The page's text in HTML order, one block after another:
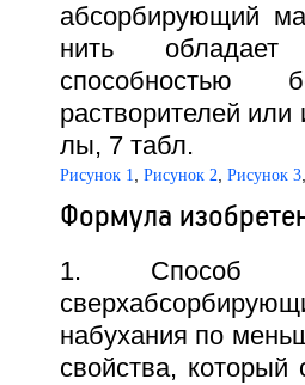
абсорбирующий
нить обладает
способностью
растворителей
лы, 7 табл.
Рисунок 1 Рисунок 2 Рисунок 3,
Формула
1. Способ
набухания по
свойства, который